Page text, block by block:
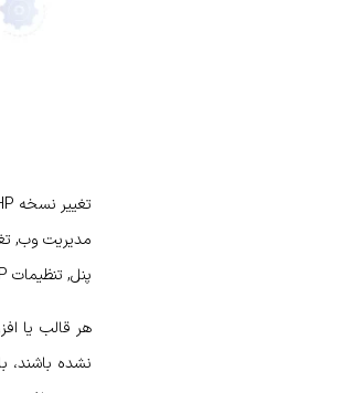
پنل, تنظیمات PHP در سی پنل, مشکلات قابل اجتناب در تغییر نسخه PHP در سی پنل